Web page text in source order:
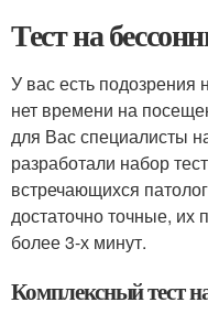
Тест на
У вас есть подозрения
нет времени на
для Вас специалисты
разработали набор
встречающихся
достаточно точные, их
более 3-х минут.
Комплексный тест